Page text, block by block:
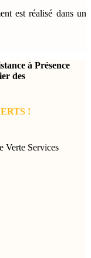
est réalisé dans un
à Présence
des
!
Verte Services